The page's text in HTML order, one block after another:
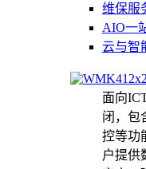
维保服
AIO一
云与智
面向
闭，包
控等功
户提供